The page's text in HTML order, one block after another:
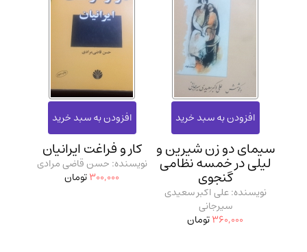
سیمای دو زن شیرین و
لیلی در خمسه نظامی
گنجوی
نویسنده: علی اکبر سعیدی
سیرجانی
360,000تومان
کار و فراغت ایرانیان
نویسنده: حسن قاضی مرادی
300,000تومان